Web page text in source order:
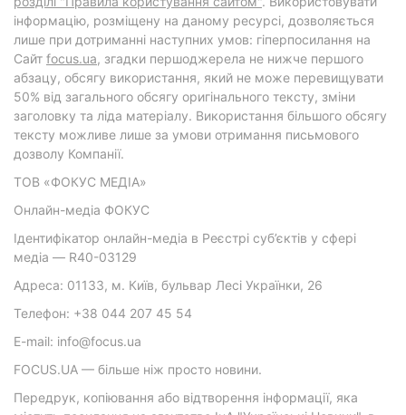
інформацію, розміщену на даному ресурсі, дозволяється
лише при дотриманні наступних умов: гіперпосилання на
Cайт focus.ua, згадки першоджерела не нижче першого
абзацу, обсягу використання, який не може перевищувати
50% від загального обсягу оригінального тексту, зміни
заголовку та ліда матеріалу. Використання більшого обсягу
тексту можливе лише за умови отримання письмового
дозволу Компанії.
ТОВ «ФОКУС МЕДІА»
Онлайн-медіа ФОКУС
Ідентифікатор онлайн-медіа в Реєстрі суб’єктів у сфері
медіа — R40-03129
Адреса: 01133, м. Київ, бульвар Лесі Українки, 26
Телефон: +38 044 207 45 54
E-mail: info@focus.ua
FOCUS.UA — більше ніж просто новини.
Передрук, копіювання або відтворення інформації, яка